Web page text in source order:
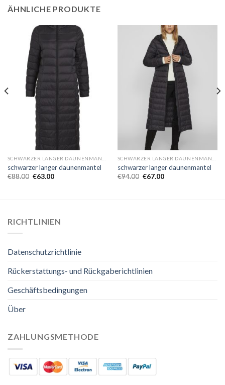
ÄHNLICHE PRODUKTE
SCHWARZER LANGER DAUNENMANTEL
schwarzer langer daunenmantel
€88.00 €63.00
SCHWARZER LANGER DAUNENMANTEL
schwarzer langer daunenmantel
€94.00 €67.00
RICHTLINIEN
Datenschutzrichtlinie
Rückerstattungs- und Rückgaberichtlinien
Geschäftsbedingungen
Über
ZAHLUNGSMETHODE